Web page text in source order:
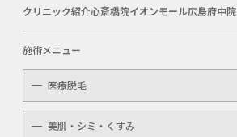
クリニック紹介心斎橋院イオンモール広島府中院
施術メニュー
医療脱毛
レディース
美肌・シミ・くすみ